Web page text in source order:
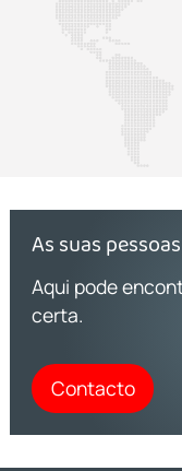
As suas
Aqui pode
certa.
Contacto